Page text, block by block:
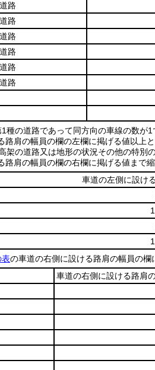
路
路
路
路
路
路
の道路であって同方向の車線の数が
路肩の幅員の欄の左欄に掲げる値以上と
架の道路又は地形の状況その他の特
路肩の幅員の欄の右欄に掲げる値まで縮
車道の左側に設け
表の車道の右側に設ける路肩の幅員の欄
車道の右側に設ける路肩